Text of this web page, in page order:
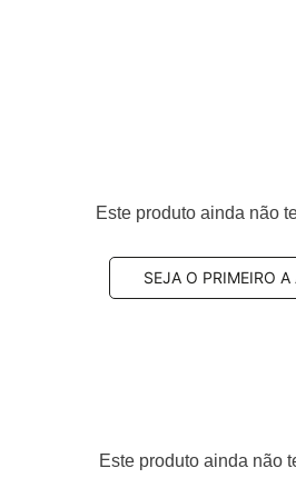
34116778719, 34106860642
Este produto ainda não
SEJA O PRIMEIRO A
Este produto ainda não